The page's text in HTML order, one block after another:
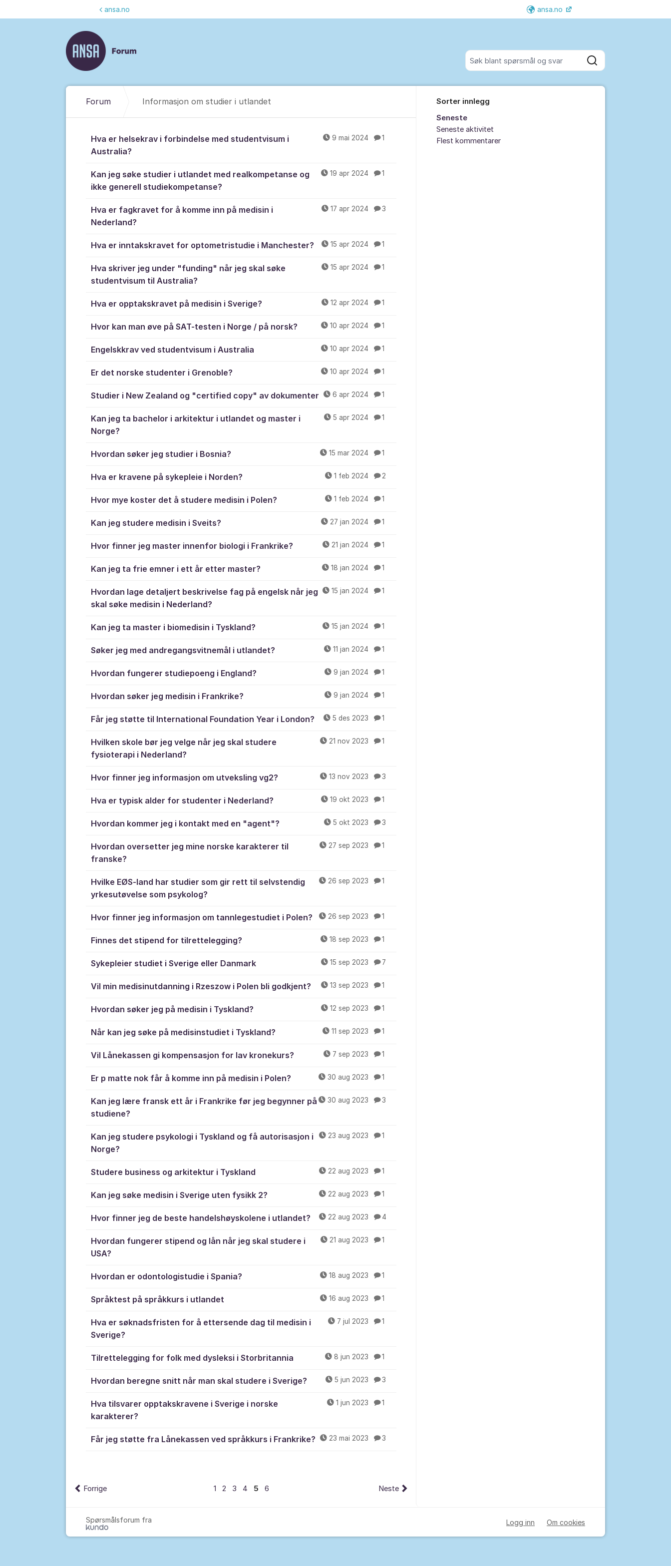
Søk blant alle innlegg
Søk
ansa.no ansa.no Flere supportlenker
Forum Informasjon om studier i utlandet
Informasjon om studier i utlandet
Hva er helsekrav i forbindelse med studentvisum i
Australia?
9 mai 2024 1
Kan jeg søke studier i utlandet med realkompetanse og
ikke generell studiekompetanse?
19 apr 2024 1
Hva er fagkravet for å komme inn på medisin i
Nederland?
17 apr 2024 3
Hva er inntakskravet for optometristudie i Manchester? 15 apr 2024 1
Hva skriver jeg under "funding" når jeg skal søke
studentvisum til Australia?
15 apr 2024 1
Hva er opptakskravet på medisin i Sverige? 12 apr 2024 1
Hvor kan man øve på SAT-testen i Norge / på norsk? 10 apr 2024 1
Engelskkrav ved studentvisum i Australia 10 apr 2024 1
Er det norske studenter i Grenoble? 10 apr 2024 1
Studier i New Zealand og "certified copy" av dokumenter 6 apr 2024 1
Kan jeg ta bachelor i arkitektur i utlandet og master i
Norge?
5 apr 2024 1
Hvordan søker jeg studier i Bosnia? 15 mar 2024 1
Hva er kravene på sykepleie i Norden? 1 feb 2024 2
Hvor mye koster det å studere medisin i Polen? 1 feb 2024 1
Kan jeg studere medisin i Sveits? 27 jan 2024 1
Hvor finner jeg master innenfor biologi i Frankrike? 21 jan 2024 1
Kan jeg ta frie emner i ett år etter master? 18 jan 2024 1
Hvordan lage detaljert beskrivelse fag på engelsk når jeg
skal søke medisin i Nederland?
15 jan 2024 1
Kan jeg ta master i biomedisin i Tyskland? 15 jan 2024 1
Søker jeg med andregangsvitnemål i utlandet? 11 jan 2024 1
Hvordan fungerer studiepoeng i England? 9 jan 2024 1
Hvordan søker jeg medisin i Frankrike? 9 jan 2024 1
Får jeg støtte til International Foundation Year i London? 5 des 2023 1
Hvilken skole bør jeg velge når jeg skal studere
fysioterapi i Nederland?
21 nov 2023 1
Hvor finner jeg informasjon om utveksling vg2? 13 nov 2023 3
Hva er typisk alder for studenter i Nederland? 19 okt 2023 1
Hvordan kommer jeg i kontakt med en "agent"? 5 okt 2023 3
Hvordan oversetter jeg mine norske karakterer til
franske?
27 sep 2023 1
Hvilke EØS-land har studier som gir rett til selvstendig
yrkesutøvelse som psykolog?
26 sep 2023 1
Hvor finner jeg informasjon om tannlegestudiet i Polen? 26 sep 2023 1
Finnes det stipend for tilrettelegging? 18 sep 2023 1
Sykepleier studiet i Sverige eller Danmark 15 sep 2023 7
Vil min medisinutdanning i Rzeszow i Polen bli godkjent? 13 sep 2023 1
Hvordan søker jeg på medisin i Tyskland? 12 sep 2023 1
Når kan jeg søke på medisinstudiet i Tyskland? 11 sep 2023 1
Vil Lånekassen gi kompensasjon for lav kronekurs? 7 sep 2023 1
Er p matte nok får å komme inn på medisin i Polen? 30 aug 2023 1
Kan jeg lære fransk ett år i Frankrike før jeg begynner på
studiene?
30 aug 2023 3
Kan jeg studere psykologi i Tyskland og få autorisasjon i
Norge?
23 aug 2023 1
Studere business og arkitektur i Tyskland 22 aug 2023 1
Kan jeg søke medisin i Sverige uten fysikk 2? 22 aug 2023 1
Hvor finner jeg de beste handelshøyskolene i utlandet? 22 aug 2023 4
Hvordan fungerer stipend og lån når jeg skal studere i
USA?
21 aug 2023 1
Hvordan er odontologistudie i Spania? 18 aug 2023 1
Språktest på språkkurs i utlandet 16 aug 2023 1
Hva er søknadsfristen for å ettersende dag til medisin i
Sverige?
7 jul 2023 1
Tilrettelegging for folk med dysleksi i Storbritannia 8 jun 2023 1
Hvordan beregne snitt når man skal studere i Sverige? 5 jun 2023 3
Hva tilsvarer opptakskravene i Sverige i norske
karakterer?
1 jun 2023 1
Får jeg støtte fra Lånekassen ved språkkurs i Frankrike? 23 mai 2023 3
Forrige 1 2 3 4 5 6 Neste
Sorter innlegg
Seneste
Seneste aktivitet
Flest kommentarer
Spørsmålsforum fra Logg inn Om cookies